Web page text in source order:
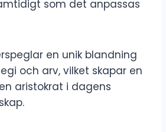
som det anpassas
en unik blandning
och arv, vilket skapar en
aristokrat i dagens